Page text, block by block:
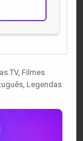
, Filmes
Legendas